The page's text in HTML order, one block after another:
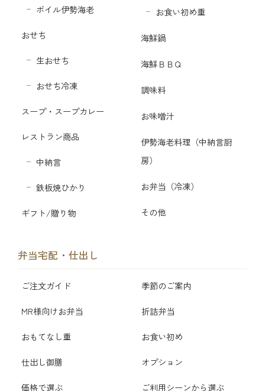
ボイル伊勢海老
おせち
生おせち
おせち冷凍
スープ・スープカレー
レストラン商品
中納言
鉄板焼ひかり
ギフト/贈り物
お食い初め重
海鮮鍋
海鮮ＢＢＱ
調味料
お味噌汁
伊勢海老料理（中納言厨
房）
お弁当（冷凍）
その他
弁当宅配・仕出し
ご注文ガイド 季節のご案内
MR様向けお弁当 折詰弁当
おもてなし重 お食い初め
仕出し御膳 オプション
価格で選ぶ ご利用シーンから選ぶ